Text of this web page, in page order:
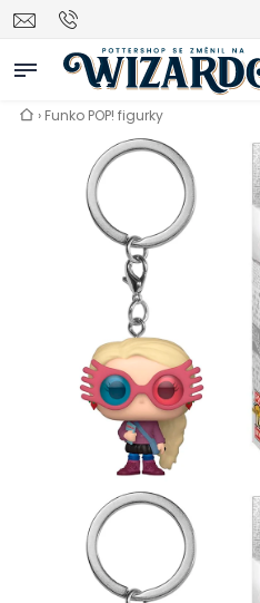
Vyhledávání
› Funko POP! figurky